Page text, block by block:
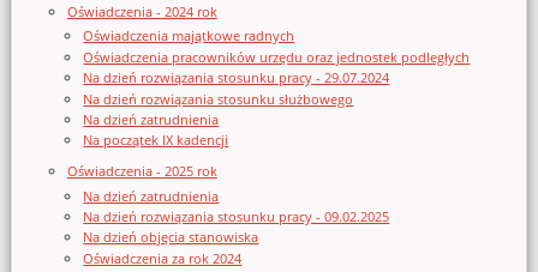
Oświadczenia - 2024 rok
Oświadczenia majątkowe radnych
Oświadczenia pracowników urzędu oraz jednostek podległych
Na dzień rozwiązania stosunku pracy - 29.07.2024
Na dzień rozwiązania stosunku służbowego
Na dzień zatrudnienia
Na początek IX kadencji
Oświadczenia - 2025 rok
Na dzień zatrudnienia
Na dzień rozwiązania stosunku pracy - 09.02.2025
Na dzień objęcia stanowiska
Oświadczenia za rok 2024